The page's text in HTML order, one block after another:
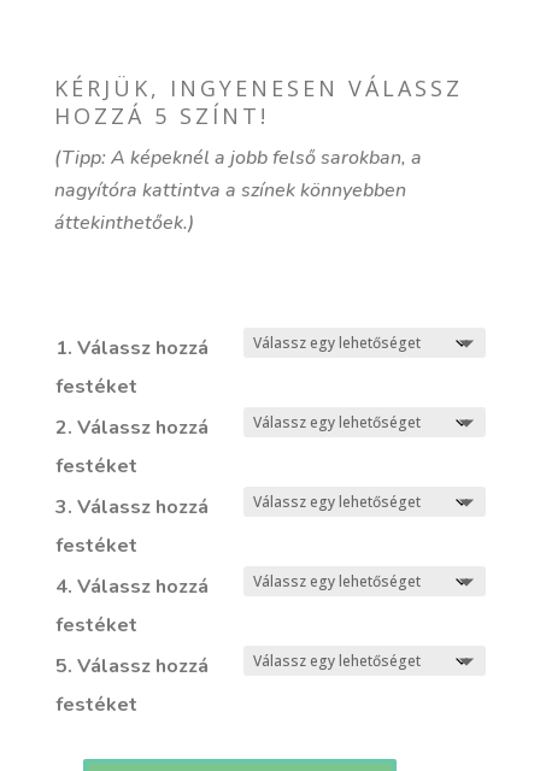
KÉRJÜK, INGYENESEN VÁLASSZ
HOZZÁ 5 SZÍNT!
(Tipp: A képeknél a jobb felső sarokban, a
nagyítóra kattintva a színek könnyebben
áttekinthetőek.)
1. Válassz hozzá
festéket
2. Válassz hozzá
festéket
3. Válassz hozzá
festéket
4. Válassz hozzá
festéket
5. Válassz hozzá
festéket